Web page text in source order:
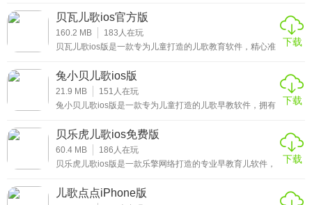
★完美邮箱ios版推荐理由
1、给未来的自己写封信，跨越时间的陪伴，对未来多份期
待，给未来一个惊喜;
2、专业反垃圾服务，为您的邮箱保驾护航，无广告界面，给
您流畅舒适的应用体验;
3、同时在使用的时候也会有一些详细的说明方法，便于新注
册的新手们去了解相关的内容;
4、这样的邮箱布局还是非常简单的，各种不同的功能都是可
用，涵盖所有电脑电子邮件编辑格式和功能，支持插入各种
附件，电子邮件和电脑实时双向数据同步，也可以结合手机
号码快速搜索相关联系人，轻松管理电子邮件列表信息，感
兴趣的小伙伴赶紧来下载这款完美邮箱箱ios版体验吧。
贝瓦儿歌ios官方版
160.2 MB 183 人在玩
贝瓦儿歌ios版是一款专为儿童打造的儿歌教育软件，精心准
观看小猪佩奇等热门正版动画电影以及海量儿歌故事，绘本
大全等您和您的孩子不断探索，让您的孩子学习的过程中，
可以随心所欲地随心所欲地进行学习，让宝爸宝妈可以轻松
地享受育儿，感兴趣的小伙伴赶紧来下载这款贝瓦儿歌ios版
下载
兔小贝儿歌ios版
21.9 MB 151 人在玩
兔小贝儿歌ios版是一款专为儿童打造的儿歌早教软件，拥有
合儿童需求的兔宝宝动画视频软件。将大量儿童歌曲、故
事、古诗等动画片融合在动画片中，以可爱的小兔为形象，
在动画片中放置有一定启迪效果的益智场景，是广大家长们
不容错过的一款手机应用，感兴趣的小伙伴赶紧来下载这款
下载
贝乐虎儿歌ios免费版
60.4 MB 186 人在玩
贝乐虎儿歌ios版是一款乐擎网络打造的专业早教育儿软件，
兄弟的演绎，将儿歌、故事、古诗融为一体，活灵活现的动
画片，学到了有关音乐、节奏、习惯、礼仪的知识，对儿童
下载
儿歌点点iPhone版